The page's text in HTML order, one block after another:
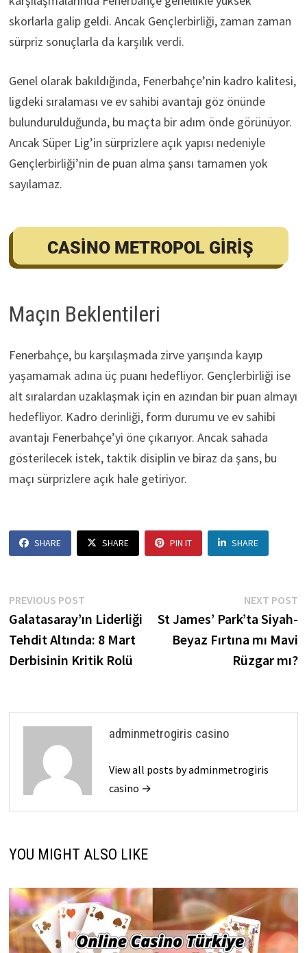
skorlarla galip geldi. Ancak Gençlerbirliği, zaman zaman
sürpriz sonuçlarla da karşılık verdi.
Genel olarak bakıldığında, Fenerbahçe’nin kadro kalitesi,
ligdeki sıralaması ve ev sahibi avantajı göz önünde
bulundurulduğunda, bu maçta bir adım önde görünüyor.
Ancak Süper Lig’in sürprizlere açık yapısı nedeniyle
Gençlerbirliği’nin de puan alma şansı tamamen yok
sayılamaz.
Maçın Beklentileri
Fenerbahçe, bu karşılaşmada zirve yarışında kayıp
yaşamamak adına üç puanı hedefliyor. Gençlerbirliği ise
alt sıralardan uzaklaşmak için en azından bir puan almayı
hedefliyor. Kadro derinliği, form durumu ve ev sahibi
avantajı Fenerbahçe’yi öne çıkarıyor. Ancak sahada
gösterilecek istek, taktik disiplin ve biraz da şans, bu
maçı sürprizlere açık hale getiriyor.
SHARE SHARE PIN IT SHARE
Post
navigation
PREVIOUS POSTPrevious
post:
Galatasaray’ın Liderliği
Tehdit Altında: 8 Mart
Derbisinin Kritik Rolü
NEXT POST
St James’ Park’ta Siyah-
Beyaz Fırtına mı Mavi
Rüzgar mı?
adminmetrogiris casino
View all posts by adminmetrogiris
casino →
YOU MIGHT ALSO LIKE